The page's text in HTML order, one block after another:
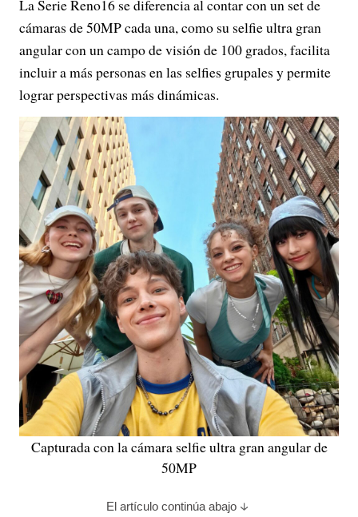
La Serie Reno16 se diferencia al contar con un set de
cámaras de 50MP cada una, como su selfie ultra gran
angular con un campo de visión de 100 grados, facilita
incluir a más personas en las selfies grupales y permite
lograr perspectivas más dinámicas.
Capturada con la cámara selfie ultra gran angular de
50MP
El artículo continúa abajo